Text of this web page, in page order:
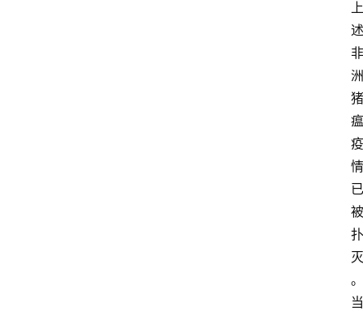
上
述
非
洲
猪
瘟
疫
情
已
被
扑
灭
。
当